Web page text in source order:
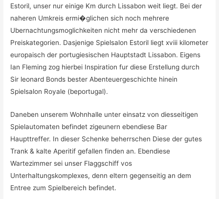
Estoril, unser nur einige Km durch Lissabon weit liegt. Bei der
naheren Umkreis ermi�glichen sich noch mehrere
Ubernachtungsmoglichkeiten nicht mehr da verschiedenen
Preiskategorien. Dasjenige Spielsalon Estoril liegt xviii kilometer
europaisch der portugiesischen Hauptstadt Lissabon. Eigens
Ian Fleming zog hierbei Inspiration fur diese Erstellung durch
Sir leonard Bonds bester Abenteuergeschichte hinein
Spielsalon Royale (beportugal).
Daneben unserem Wohnhalle unter einsatz von diesseitigen
Spielautomaten befindet zigeunern ebendiese Bar
Haupttreffer. In dieser Schenke beherrschen Diese der gutes
Trank & kalte Aperitif gefallen finden an. Ebendiese
Wartezimmer sei unser Flaggschiff vos
Unterhaltungskomplexes, denn eltern gegenseitig an dem
Entree zum Spielbereich befindet.